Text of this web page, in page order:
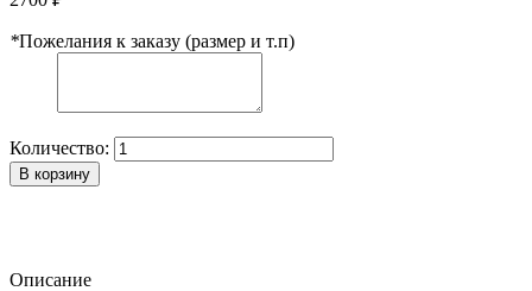
*Пожелания к заказу (размер и т.п)
Количество:
В корзину
Описание